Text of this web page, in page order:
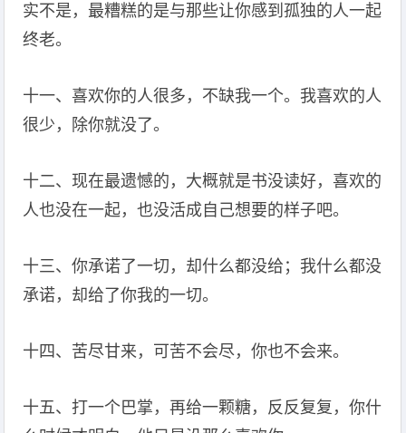
实不是，最糟糕的是与那些让你感到孤独的人一起
终老。
十一、喜欢你的人很多，不缺我一个。我喜欢的人
很少，除你就没了。
十二、现在最遗憾的，大概就是书没读好，喜欢的
人也没在一起，也没活成自己想要的样子吧。
十三、你承诺了一切，却什么都没给；我什么都没
承诺，却给了你我的一切。
十四、苦尽甘来，可苦不会尽，你也不会来。
十五、打一个巴掌，再给一颗糖，反反复复，你什